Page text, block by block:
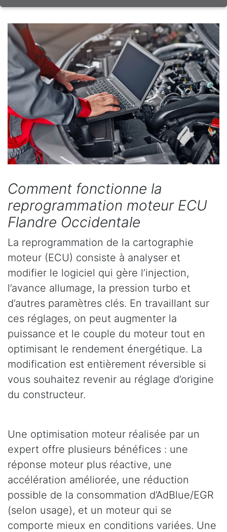
Comment fonctionne la
reprogrammation moteur ECU
Flandre Occidentale
La reprogrammation de la cartographie
moteur (ECU) consiste à analyser et
modifier le logiciel qui gère l’injection,
l’avance allumage, la pression turbo et
d’autres paramètres clés. En travaillant sur
ces réglages, on peut augmenter la
puissance et le couple du moteur tout en
optimisant le rendement énergétique. La
modification est entièrement réversible si
vous souhaitez revenir au réglage d’origine
du constructeur.
Une optimisation moteur réalisée par un
expert offre plusieurs bénéfices : une
réponse moteur plus réactive, une
accélération améliorée, une réduction
possible de la consommation d’AdBlue/EGR
(selon usage), et un moteur qui se
comporte mieux en conditions variées. Une